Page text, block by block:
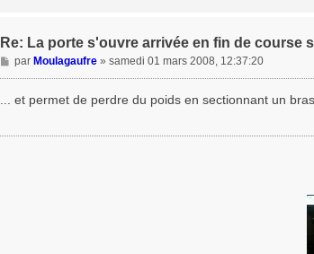
Re: La porte s'ouvre arrivée en fin de course
M
e
par Moulagaufre» samedi 01 mars 2008, 12:37:20
... et permet de perdre du poids en sectionnant un